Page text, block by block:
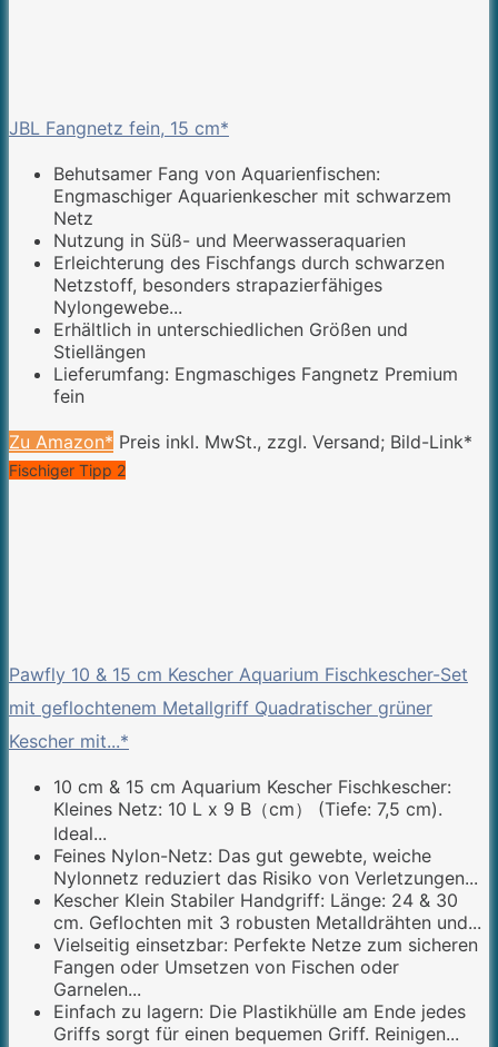
JBL Fangnetz fein, 15 cm*
Behutsamer Fang von Aquarienfischen:
Engmaschiger Aquarienkescher mit schwarzem
Netz
Nutzung in Süß- und Meerwasseraquarien
Erleichterung des Fischfangs durch schwarzen
Netzstoff, besonders strapazierfähiges
Nylongewebe...
Erhältlich in unterschiedlichen Größen und
Stiellängen
Lieferumfang: Engmaschiges Fangnetz Premium
fein
Zu Amazon* Preis inkl. MwSt., zzgl. Versand; Bild-Link*
Fischiger Tipp 2
Pawfly 10 & 15 cm Kescher Aquarium Fischkescher-Set
mit geflochtenem Metallgriff Quadratischer grüner
Kescher mit...*
10 cm & 15 cm Aquarium Kescher Fischkescher:
Kleines Netz: 10 L x 9 B（cm） (Tiefe: 7,5 cm).
Ideal...
Feines Nylon-Netz: Das gut gewebte, weiche
Nylonnetz reduziert das Risiko von Verletzungen...
Kescher Klein Stabiler Handgriff: Länge: 24 & 30
cm. Geflochten mit 3 robusten Metalldrähten und...
Vielseitig einsetzbar: Perfekte Netze zum sicheren
Fangen oder Umsetzen von Fischen oder
Garnelen...
Einfach zu lagern: Die Plastikhülle am Ende jedes
Griffs sorgt für einen bequemen Griff. Reinigen...